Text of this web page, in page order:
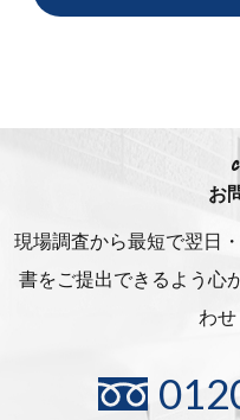
お
現場調査から最短で翌日
書をご提出できるよう心
わせ